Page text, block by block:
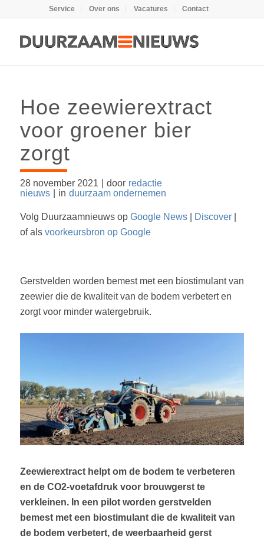
Service Over ons Vacatures Contact
Hoe zeewierextract
voor groener bier
zorgt
28 november 2021 door redactie
nieuws
in duurzaam ondernemen
Volg Duurzaamnieuws op Google News| Discover|
of als voorkeursbron op Google
Gerstvelden worden bemest met een biostimulant van
zeewier die de kwaliteit van de bodem verbetert en
zorgt voor minder watergebruik.
Zeewierextract helpt om de bodem te verbeteren
en de CO2-voetafdruk voor brouwgerst te
verkleinen. In een pilot worden gerstvelden
bemest met een biostimulant die de kwaliteit van
de bodem verbetert, de weerbaarheid gerst